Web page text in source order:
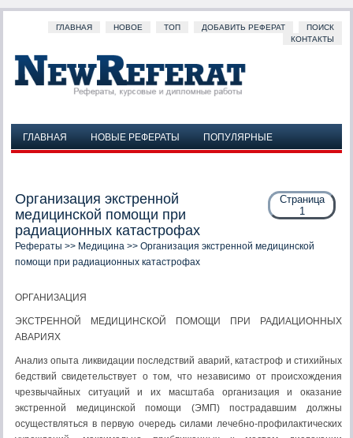
ГЛАВНАЯ НОВОЕ ТОП ДОБАВИТЬ РЕФЕРАТ
ПОИСК
КОНТАКТЫ
ГЛАВНАЯ НОВЫЕ РЕФЕРАТЫ
ПОПУЛЯРНЫЕ
Страница
1
Организация экстренной
медицинской помощи при
радиационных катастрофах
Рефераты >> Медицина >> Организация экстренной медицинской
помощи при радиационных катастрофах
ОРГАНИЗАЦИЯ
ЭКСТРЕННОЙ МЕДИЦИНСКОЙ ПОМОЩИ ПРИ РАДИАЦИОННЫХ
АВАРИЯХ
Анализ опыта ликвидации последствий аварий, катастроф и стихийных
бедствий свидетельствует о том, что независимо от происхождения
чрезвычайных ситуаций и их масштаба организация и оказание
экстренной медицинской помощи (ЭМП) пострадавшим должны
осуществляться в первую очередь силами лечебно-профилактических